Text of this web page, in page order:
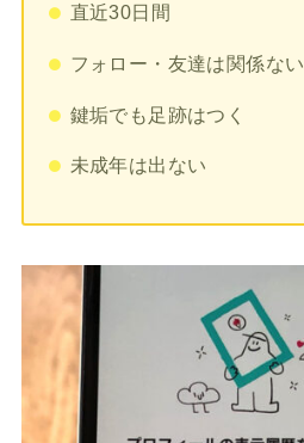
直近30日間
フォロー・友達は関係ない
鍵垢でも足跡はつく
未成年は出ない